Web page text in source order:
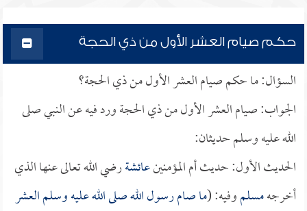
حكم صيام العشر الأول من ذي الحجة
السؤال: ما حكم صيام العشر الأول من ذي الحجة؟
الجواب: صيام العشر الأول من ذي الحجة ورد فيه عن النبي صلى
الله عليه وسلم حديثان:
الحديث الأول: حديث أم المؤمنينعائشةرضي الله تعالى عنها الذي
أخرجهمسلموفيه: (ما صام رسول الله صلى الله عليه وسلم العشر